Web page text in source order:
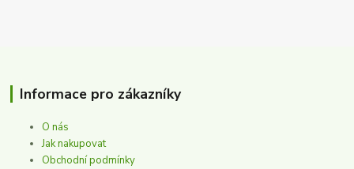
Informace pro zákazníky
O nás
Jak nakupovat
Obchodní podmínky